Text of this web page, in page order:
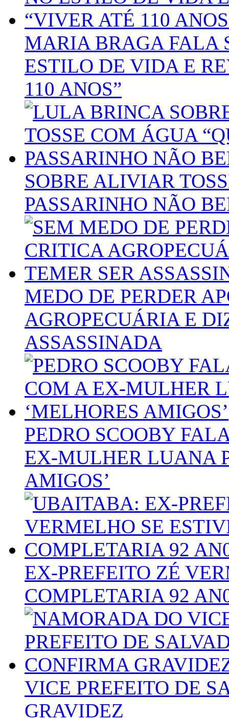
MARIA BRAGA FALA
ESTILO DE VIDA E
110 ANOS”
SOBRE ALIVIAR
PASSARINHO NÃO
MEDO DE PERDER
AGROPECUÁRIA E
ASSASSINADA
PEDRO SCOOBY
EX-MULHER LUANA
AMIGOS’
EX-PREFEITO ZÉ
COMPLETARIA 92
VICE PREFEITO DE
GRAVIDEZ